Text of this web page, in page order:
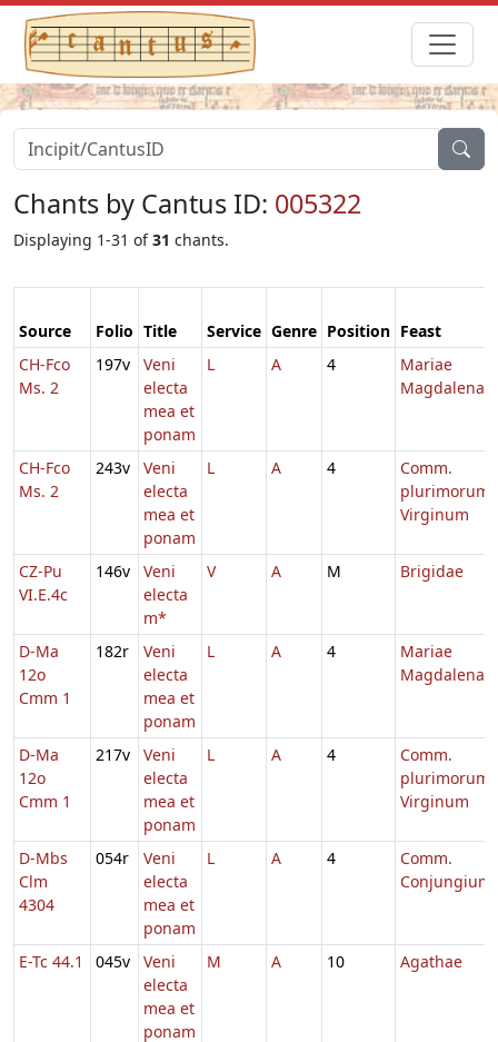
Chants by Cantus ID: 005322
Displaying 1-31 of31 chants.
Source Folio Title Service Genre Position Feast
CH-Fco
Ms. 2
197v
Veni
electa
mea et
ponam
L A 4
Mariae
Magdalenae
CH-Fco
Ms. 2
243v
Veni
electa
mea et
ponam
L A 4
Comm.
plurimorum
Virginum
CZ-Pu
VI.E.4c
146v
Veni
electa
m*
V A M Brigidae
D-Ma
12o
Cmm 1
182r
Veni
electa
mea et
ponam
L A 4
Mariae
Magdalenae
D-Ma
12o
Cmm 1
217v
Veni
electa
mea et
ponam
L A 4
Comm.
plurimorum
Virginum
D-Mbs
Clm
4304
054r
Veni
electa
mea et
ponam
L A 4
Comm.
Conjungium
E-Tc 44.1 045v
Veni
electa
mea et
ponam
M A 10 Agathae